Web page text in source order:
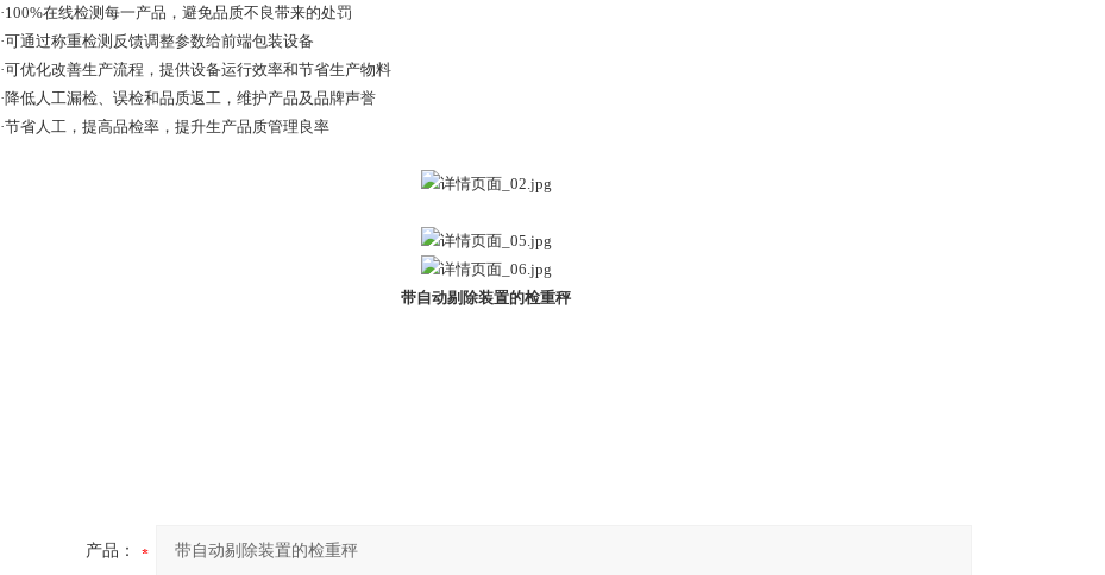
·100%在线检测每一产品，避免品质不良带来的处罚
·可通过称重检测反馈调整参数给前端包装设备
·可优化改善生产流程，提供设备运行效率和节省生产物料
·降低人工漏检、误检和品质返工，维护产品及品牌声誉
·节省人工，提高品检率，提升生产品质管理良率
带自动剔除装置的检重秤
产品：